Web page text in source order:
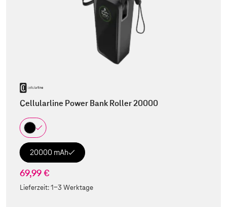
Cellularline Power Bank Roller 20000
20000 mAh
69,99 €
Lieferzeit:1-3 Werktage